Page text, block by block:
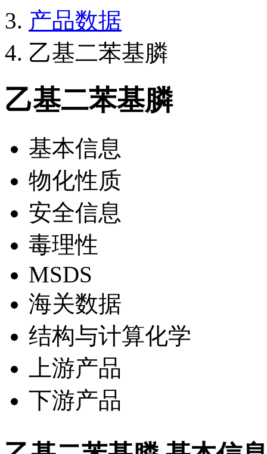
产品数据
乙基二苯基膦
乙基二苯基膦
基本信息
物化性质
安全信息
毒理性
MSDS
海关数据
结构与计算化学
上游产品
下游产品